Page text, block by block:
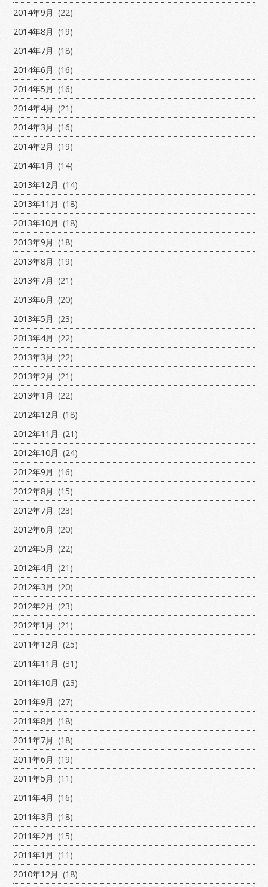
2014年9月 (22)
2014年8月 (19)
2014年7月 (18)
2014年6月 (16)
2014年5月 (16)
2014年4月 (21)
2014年3月 (16)
2014年2月 (19)
2014年1月 (14)
2013年12月 (14)
2013年11月 (18)
2013年10月 (18)
2013年9月 (18)
2013年8月 (19)
2013年7月 (21)
2013年6月 (20)
2013年5月 (23)
2013年4月 (22)
2013年3月 (22)
2013年2月 (21)
2013年1月 (22)
2012年12月 (18)
2012年11月 (21)
2012年10月 (24)
2012年9月 (16)
2012年8月 (15)
2012年7月 (23)
2012年6月 (20)
2012年5月 (22)
2012年4月 (21)
2012年3月 (20)
2012年2月 (23)
2012年1月 (21)
2011年12月 (25)
2011年11月 (31)
2011年10月 (23)
2011年9月 (27)
2011年8月 (18)
2011年7月 (18)
2011年6月 (19)
2011年5月 (11)
2011年4月 (16)
2011年3月 (18)
2011年2月 (15)
2011年1月 (11)
2010年12月 (18)